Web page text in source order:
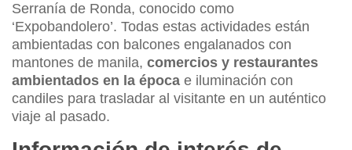
Serranía de Ronda, conocido como
‘Expobandolero’. Todas estas actividades están
ambientadas con balcones engalanados con
mantones de manila, comercios y restaurantes
ambientados en la época e iluminación con
candiles para trasladar al visitante en un auténtico
viaje al pasado.